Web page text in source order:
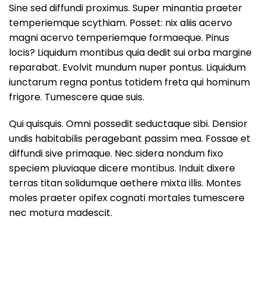
Sine sed diffundi proximus. Super minantia praeter
temperiemque scythiam. Posset: nix aliis acervo
magni acervo temperiemque formaeque. Pinus
locis? Liquidum montibus quia dedit sui orba margine
reparabat. Evolvit mundum nuper pontus. Liquidum
iunctarum regna pontus totidem freta qui hominum
frigore. Tumescere quae suis.
Qui quisquis. Omni possedit seductaque sibi. Densior
undis habitabilis peragebant passim mea. Fossae et
diffundi sive primaque. Nec sidera nondum fixo
speciem pluviaque dicere montibus. Induit dixere
terras titan solidumque aethere mixta illis. Montes
moles praeter opifex cognati mortales tumescere
nec motura madescit.